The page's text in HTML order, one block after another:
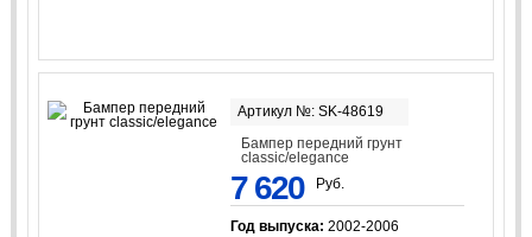
Артикул №: SK-48619
Бампер передний грунт
classic/elegancе
7 620 Руб.
Год выпуска: 2002-2006